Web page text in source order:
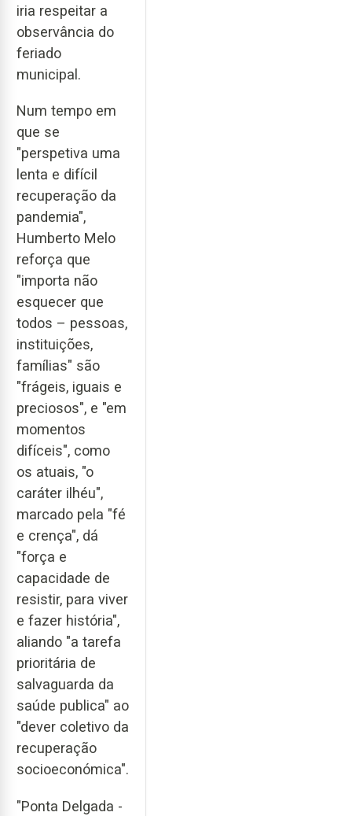
iria respeitar a
observância do
feriado
municipal.
Num tempo em
que se
"perspetiva uma
lenta e difícil
recuperação da
pandemia",
Humberto Melo
reforça que
"importa não
esquecer que
todos – pessoas,
instituições,
famílias" são
"frágeis, iguais e
preciosos", e "em
momentos
difíceis", como
os atuais, "o
caráter ilhéu",
marcado pela "fé
e crença", dá
"força e
capacidade de
resistir, para viver
e fazer história",
aliando "a tarefa
prioritária de
salvaguarda da
saúde publica" ao
"dever coletivo da
recuperação
socioeconómica".
"Ponta Delgada -